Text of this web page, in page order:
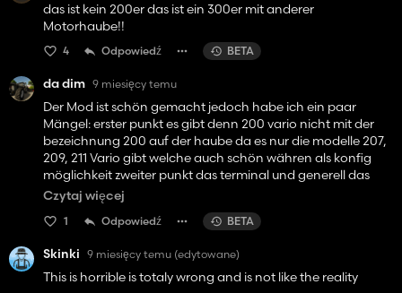
das ist kein 200er das ist ein 300er mit anderer
Motorhaube!!
4 Odpowiedź BETA
da dim 9 miesięcy temu
Der Mod ist schön gemacht jedoch habe ich ein paar
Mängel: erster punkt es gibt denn 200 vario nicht mit der
bezeichnung 200 auf der haube da es nur die modelle 207,
209, 211 Vario gibt welche auch schön währen als konfig
möglichkeit zweiter punkt das terminal und generell das
bedienkonzept des 200 vario in diesem fall sind falsch
einerseits ist bei profi plus das große terminal auf der
maschine andererseits gibt es bei dem hier gebauten
ansonsten wirklich schön gemachtes Fahrzeug
Czytaj więcej
1 Odpowiedź BETA
Skinki 9 miesięcy temu (edytowane)
This is horrible is totaly wrong and is not like the reality